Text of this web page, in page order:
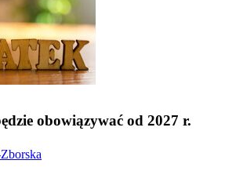
obowiązywać od 2027 r.